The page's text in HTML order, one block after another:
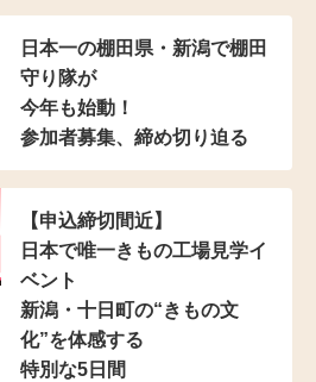
日本一の棚田県・新潟で棚田
守り隊が
今年も始動！
参加者募集、締め切り迫る
【申込締切間近】
日本で唯一きもの工場見学イ
ベント
新潟・十日町の“きもの文
化”を体感する
特別な5日間